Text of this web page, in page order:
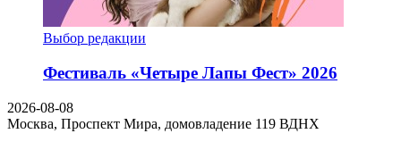
Выбор редакции
Фестиваль «Четыре Лапы Фест» 2026
2026-08-08
Москва, Проспект Мира, домовладение 119 ВДНХ